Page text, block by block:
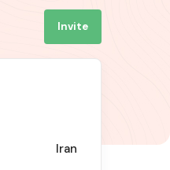
Invite
Iran